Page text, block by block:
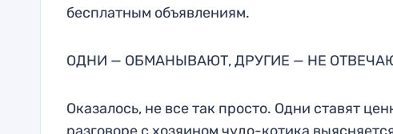
бесплатным объявлениям.
ОДНИ — ОБМАНЫВАЮТ, ДРУГИЕ — НЕ
Оказалось, не все так просто. Одни ставят